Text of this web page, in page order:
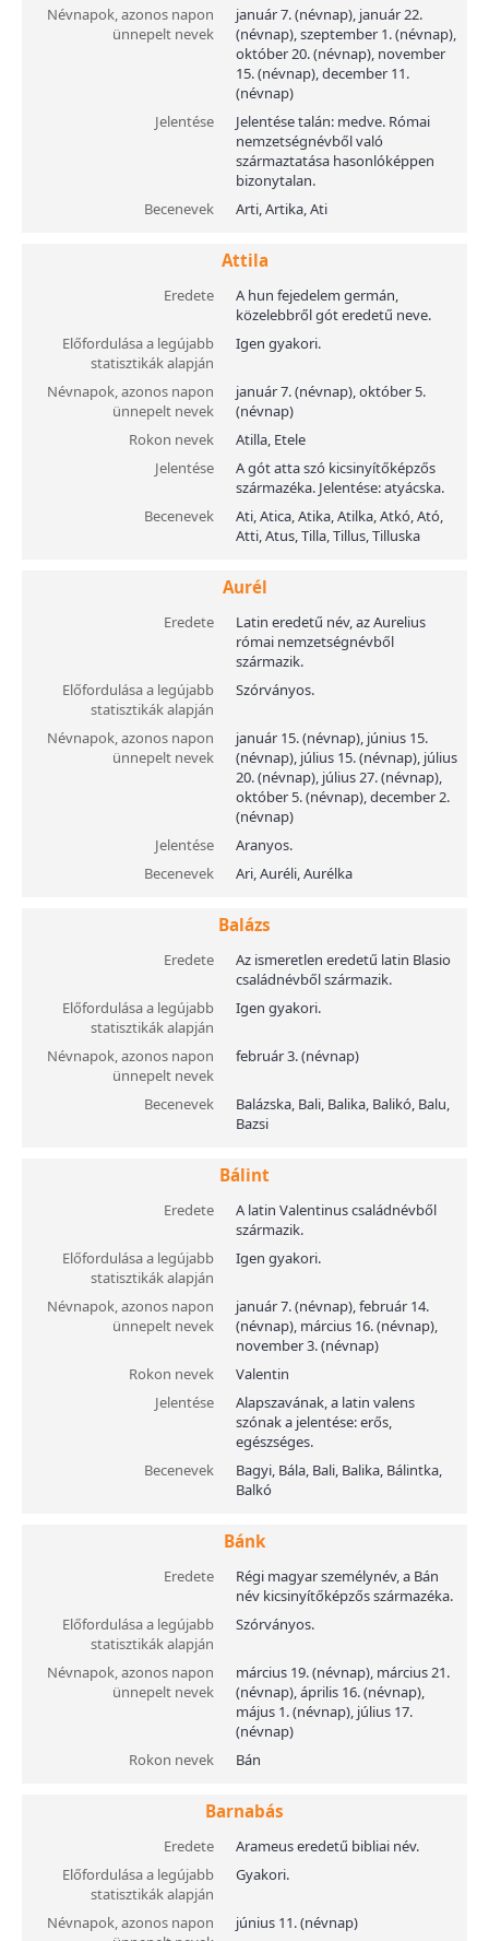
Névnapok, azonos napon
ünnepelt nevek
január 7. (névnap), január 22.
(névnap), szeptember 1. (névnap),
október 20. (névnap), november
15. (névnap), december 11.
(névnap)
Jelentése
Jelentése talán: medve. Római
nemzetségnévből való
származtatása hasonlóképpen
bizonytalan.
Becenevek
Arti, Artika, Ati
Attila
Eredete
A hun fejedelem germán,
közelebbről gót eredetű neve.
Előfordulása a legújabb
statisztikák alapján
Igen gyakori.
Névnapok, azonos napon
ünnepelt nevek
január 7. (névnap), október 5.
(névnap)
Rokon nevek
Atilla, Etele
Jelentése
A gót atta szó kicsinyítőképzős
származéka. Jelentése: atyácska.
Becenevek
Ati, Atica, Atika, Atilka, Atkó, Ató,
Atti, Atus, Tilla, Tillus, Tilluska
Aurél
Eredete
Latin eredetű név, az Aurelius
római nemzetségnévből
származik.
Előfordulása a legújabb
statisztikák alapján
Szórványos.
Névnapok, azonos napon
ünnepelt nevek
január 15. (névnap), június 15.
(névnap), július 15. (névnap), július
20. (névnap), július 27. (névnap),
október 5. (névnap), december 2.
(névnap)
Jelentése
Aranyos.
Becenevek
Ari, Auréli, Aurélka
Balázs
Eredete
Az ismeretlen eredetű latin Blasio
családnévből származik.
Előfordulása a legújabb
statisztikák alapján
Igen gyakori.
Névnapok, azonos napon
ünnepelt nevek
február 3. (névnap)
Becenevek
Balázska, Bali, Balika, Balikó, Balu,
Bazsi
Bálint
Eredete
A latin Valentinus családnévből
származik.
Előfordulása a legújabb
statisztikák alapján
Igen gyakori.
Névnapok, azonos napon
ünnepelt nevek
január 7. (névnap), február 14.
(névnap), március 16. (névnap),
november 3. (névnap)
Rokon nevek
Valentin
Jelentése
Alapszavának, a latin valens
szónak a jelentése: erős,
egészséges.
Becenevek
Bagyi, Bála, Bali, Balika, Bálintka,
Balkó
Bánk
Eredete
Régi magyar személynév, a Bán
név kicsinyítőképzős származéka.
Előfordulása a legújabb
statisztikák alapján
Szórványos.
Névnapok, azonos napon
ünnepelt nevek
március 19. (névnap), március 21.
(névnap), április 16. (névnap),
május 1. (névnap), július 17.
(névnap)
Rokon nevek
Bán
Barnabás
Eredete
Arameus eredetű bibliai név.
Előfordulása a legújabb
statisztikák alapján
Gyakori.
Névnapok, azonos napon
június 11. (névnap)